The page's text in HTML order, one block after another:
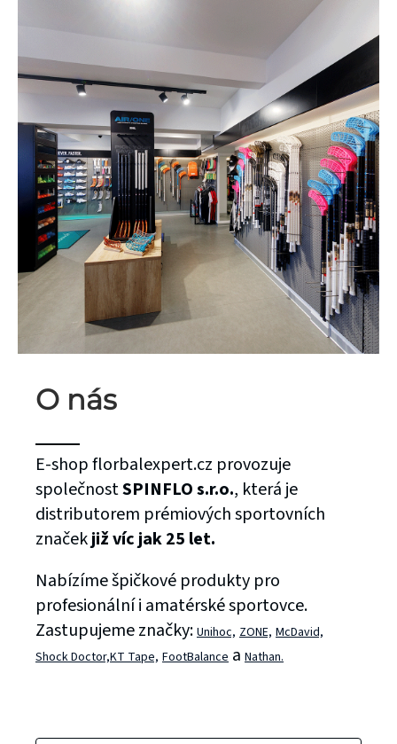
O nás
E-shop florbalexpert.cz provozuje
společnostSPINFLO s.r.o., která je
distributorem prémiových sportovních
značekjiž víc jak 25 let.
Nabízíme špičkové produkty pro
profesionální i amatérské sportovce.
Zastupujeme značky: Unihoc, ZONE, McDavid,
Shock Doctor,KT Tape, FootBalance a Nathan.